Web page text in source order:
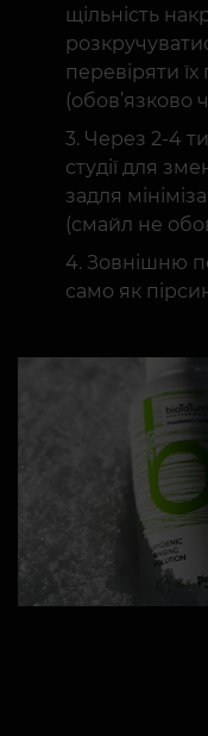
щільність
перевіряти
(обов’язково
Через 2-4
студії для
задля
(смайл не
Зовнішню
само як